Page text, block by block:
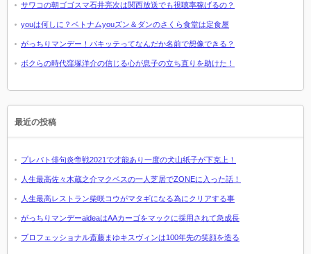
サワコの朝ゴゴスマ石井亮次は関西放送でも視聴率稼げるの？
youは何しに？ベトナムyouズン＆ダンのさくら食堂は定食屋
がっちりマンデー！パキッテってなんだか名前で想像できる？
ボクらの時代窪塚洋介の信じる心が息子の立ち直りを助けた！
最近の投稿
プレバト俳句炎帝戦2021で才能あり一度の犬山紙子が下克上！
人生最高佐々木蔵之介マクベスの一人芝居でZONEに入った話！
人生最高レストラン柴咲コウがマタギになる為にクリアする事
がっちりマンデーaideaはAAカーゴをマックに採用されて急成長
プロフェッショナル斎藤まゆキスヴィンは100年先の笑顔を造る